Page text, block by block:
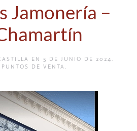
Jamonería –
EN 5 DE JUNIO DE 2024
PUNTOS DE VENTA